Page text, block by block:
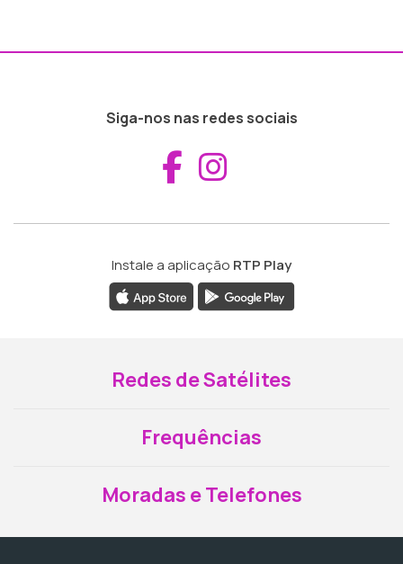
Siga-nos nas redes sociais
Aceder ao
Instale a aplicação RTP Play
Redes de Satélites
Frequências
Moradas e Telefones